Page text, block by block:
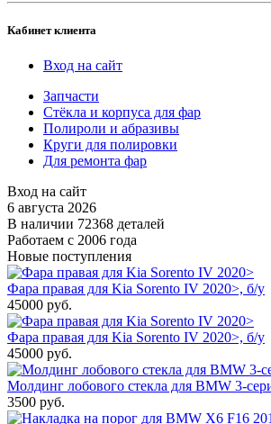
Кабинет клиента
Вход на сайт
Запчасти
Стёкла и корпуса для фар
Полироли и абразивы
Круги для полировки
Для ремонта фар
Вход на сайт
6 августа 2026
В наличии 72368 деталей
Работаем с 2006 года
Новые поступления
Фара правая для Kia Sorento IV 2020>, б/у
45000 руб.
Фара правая для Kia Sorento IV 2020>, б/у
45000 руб.
Молдинг лобового стекла для BMW 3-
3500 руб.